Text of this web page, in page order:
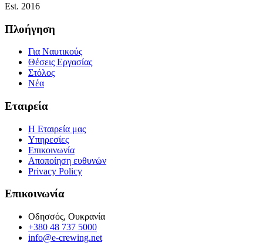
Est. 2016
Πλοήγηση
Για Ναυτικούς
Θέσεις Εργασίας
Στόλος
Νέα
Εταιρεία
Η Εταιρεία μας
Υπηρεσίες
Επικοινωνία
Αποποίηση ευθυνών
Privacy Policy
Επικοινωνία
Οδησσός, Ουκρανία
+380 48 737 5000
info@e-crewing.net